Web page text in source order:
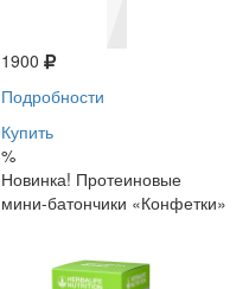
1900
Подробности
Купить
%
Новинка! Протеиновые
мини-батончики «Конфетки»